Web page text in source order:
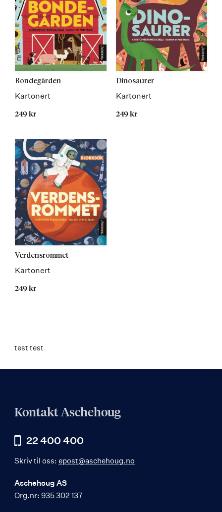
Bondegården
Kartonert
249 kr
Dinosaurer
Kartonert
249 kr
Verdensrommet
Kartonert
249 kr
test test
Kontakt Aschehoug
22 400 400
Skriv til oss: epost@aschehoug.no
Aschehoug AS
Org.nr: 935 302 137